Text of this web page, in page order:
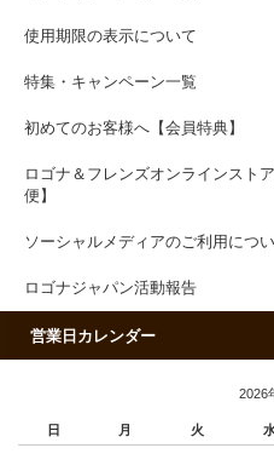
使用期限の表示について
特集・キャンペーン一覧
初めてのお客様へ【会員特典】
ロゴナ＆フレンズオンラインスト
便】
ソーシャルメディアのご利用につ
ロゴナジャパン活動報告
営業日カレンダー
2026
日 月 火